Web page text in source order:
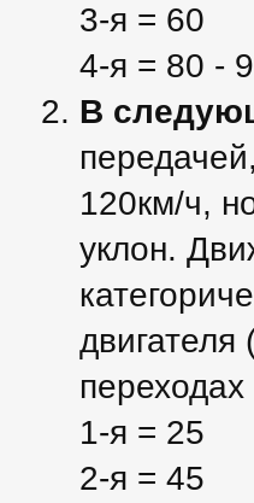
3-я = 60
4-я = 80 -
В
120км/ч,
уклон.
двигателя
1-я = 25
2-я = 45